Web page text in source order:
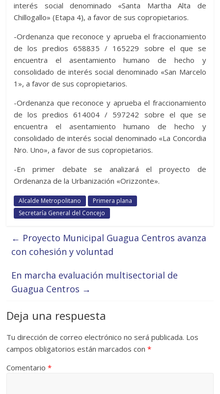
interés social denominado «Santa Martha Alta de
Chillogallo» (Etapa 4), a favor de sus copropietarios.
-Ordenanza que reconoce y aprueba el fraccionamiento
de los predios 658835 / 165229 sobre el que se
encuentra el asentamiento humano de hecho y
consolidado de interés social denominado «San Marcelo
1», a favor de sus copropietarios.
-Ordenanza que reconoce y aprueba el fraccionamiento
de los predios 614004 / 597242 sobre el que se
encuentra el asentamiento humano de hecho y
consolidado de interés social denominado «La Concordia
Nro. Uno», a favor de sus copropietarios.
-En primer debate se analizará el proyecto de
Ordenanza de la Urbanización «Orizzonte».
Alcalde Metropolitano
Primera plana
Secretaría General del Concejo
← Proyecto Municipal Guagua Centros avanza
con cohesión y voluntad
En marcha evaluación multisectorial de
Guagua Centros →
Deja una respuesta
Tu dirección de correo electrónico no será publicada. Los
campos obligatorios están marcados con*
Comentario*